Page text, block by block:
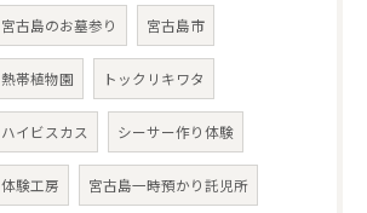
宮古島のお墓参り 宮古島市
熱帯植物園 トックリキワタ
ハイビスカス シーサー作り体験
体験工房 宮古島一時預かり託児所